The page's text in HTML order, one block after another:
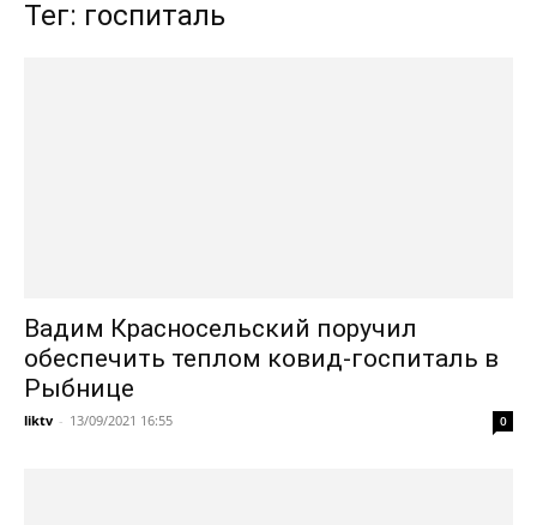
Тег: госпиталь
Вадим Красносельский поручил
обеспечить теплом ковид-госпиталь в
Рыбнице
liktv - 13/09/2021 16:55 0